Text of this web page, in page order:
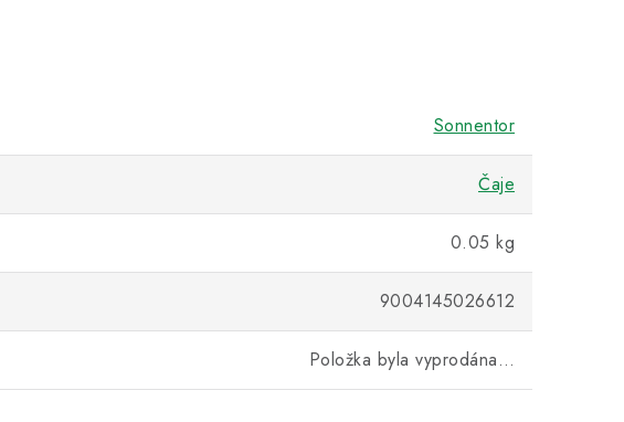
Sonnentor
Čaje
0.05 kg
9004145026612
Položka byla vyprodána…